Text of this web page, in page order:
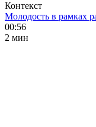
Контекст
Молодость в рамках
00:56
2 мин